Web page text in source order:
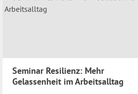
Seminar Resilienz: Mehr
Gelassenheit im Arbeitsalltag